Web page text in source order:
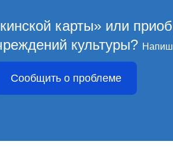
карты» или
культуры?
Сообщить о проблеме